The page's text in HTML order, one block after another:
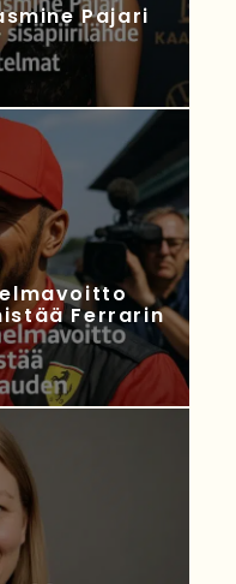
Pajari
Ferrarin